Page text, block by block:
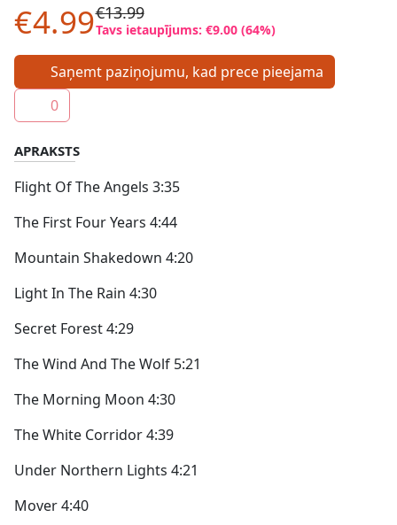
€4.99€13.99
Tavs ietaupījums: €9.00 (64%)
Saņemt paziņojumu, kad prece pieejama
0
APRAKSTS
Flight Of The Angels 3:35
The First Four Years 4:44
Mountain Shakedown 4:20
Light In The Rain 4:30
Secret Forest 4:29
The Wind And The Wolf 5:21
The Morning Moon 4:30
The White Corridor 4:39
Under Northern Lights 4:21
Mover 4:40